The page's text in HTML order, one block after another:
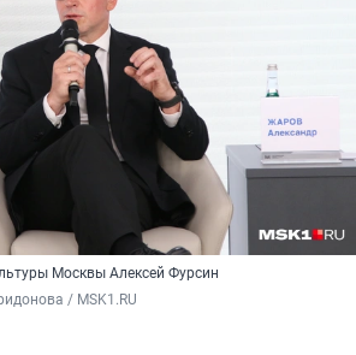
Москвы Алексей Фурсин
/ MSK1.RU